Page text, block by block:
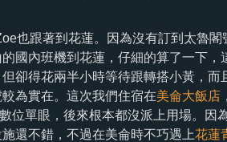
也跟著到花蓮。因為沒有訂到太魯閣
國內班機到花蓮，仔細的算了一下，
卻得花兩半小時等待跟轉搭小黃，而
為實在。這次我們住宿在美侖大飯店
位單眼，後來根本都沒派上用場。因
還不錯，不過在美侖時不巧遇上花蓮